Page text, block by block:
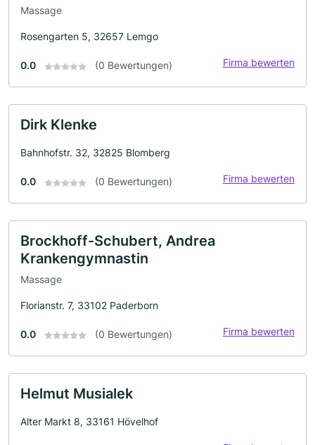
Massage
Rosengarten 5, 32657 Lemgo
0.0 (0 Bewertungen) Firma bewerten
Dirk Klenke
Bahnhofstr. 32, 32825 Blomberg
0.0 (0 Bewertungen) Firma bewerten
Brockhoff-Schubert, Andrea
Krankengymnastin
Massage
Florianstr. 7, 33102 Paderborn
0.0 (0 Bewertungen) Firma bewerten
Helmut Musialek
Alter Markt 8, 33161 Hövelhof